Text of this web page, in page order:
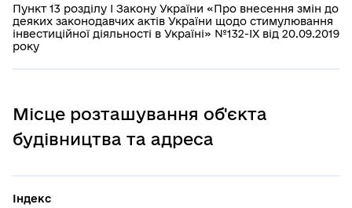
Пункт 13 розділу І Закону України «Про внесення змін до
деяких законодавчих актів України щодо стимулювання
інвестиційної діяльності в Україні» №132-IX від 20.09.2019
року
Місце розташування об'єкта
будівництва та адреса
Індекс